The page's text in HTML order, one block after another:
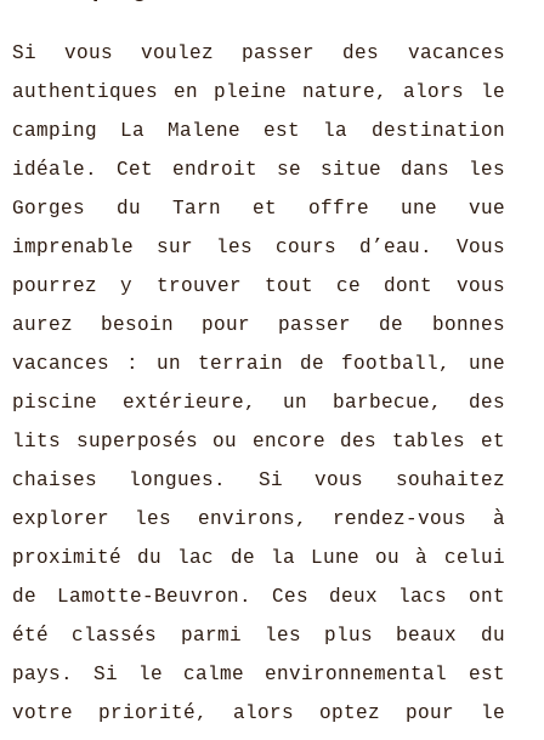
Si vous voulez passer des vacances
authentiques en pleine nature, alors le
camping La Malene est la destination
idéale. Cet endroit se situe dans les
Gorges du Tarn et offre une vue
imprenable sur les cours d’eau. Vous
pourrez y trouver tout ce dont vous
aurez besoin pour passer de bonnes
vacances : un terrain de football, une
piscine extérieure, un barbecue, des
lits superposés ou encore des tables et
chaises longues. Si vous souhaitez
explorer les environs, rendez-vous à
proximité du lac de la Lune ou à celui
de Lamotte-Beuvron. Ces deux lacs ont
été classés parmi les plus beaux du
pays. Si le calme environnemental est
votre priorité, alors optez pour le